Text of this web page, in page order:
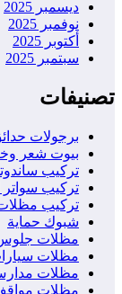
ديسمبر 2025
نوفمبر 2025
أكتوبر 2025
سبتمبر 2025
تصنيفات
برجولات
بيوت شعر
تركيب
تركيب سواتر
تركيب
شبوك حماية
مظلات
مظلات
مظلات
مظلات